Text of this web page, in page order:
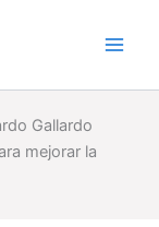
Gallardo
mejorar la